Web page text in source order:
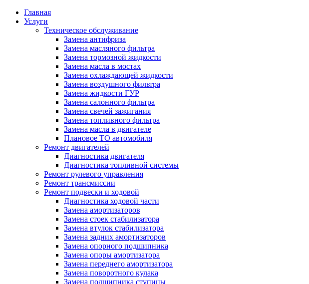
Главная
Услуги
Техническое обслуживание
Замена антифриза
Замена масляного фильтра
Замена тормозной жидкости
Замена масла в мостах
Замена охлаждающей жидкости
Замена воздушного фильтра
Замена жидкости ГУР
Замена салонного фильтра
Замена свечей зажигания
Замена топливного фильтра
Замена масла в двигателе
Плановое ТО автомобиля
Ремонт двигателей
Диагностика двигателя
Диагностика топливной системы
Ремонт рулевого управления
Ремонт трансмиссии
Ремонт подвески и ходовой
Диагностика ходовой части
Замена амортизаторов
Замена стоек стабилизатора
Замена втулок стабилизатора
Замена задних амортизаторов
Замена опорного подшипника
Замена опоры амортизатора
Замена переднего амортизатора
Замена поворотного кулака
Замена подшипника ступицы